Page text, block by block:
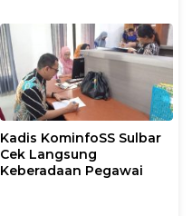
Kadis KominfoSS Sulbar
Cek Langsung
Keberadaan Pegawai